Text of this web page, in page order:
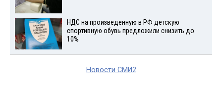
НДС на произведенную в РФ детскую
спортивную обувь предложили снизить до
10%
Новости СМИ2